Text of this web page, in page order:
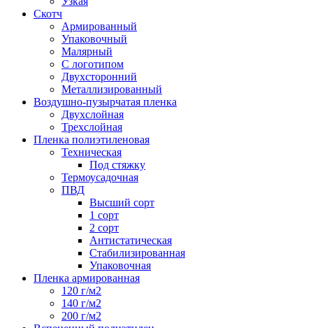
Скотч
Армированный
Упаковочный
Малярный
С логотипом
Двухсторонний
Металлизированный
Воздушно-пузырчатая пленка
Двухслойная
Трехслойная
Пленка полиэтиленовая
Техническая
Под стяжку
Термоусадочная
ПВД
Высший сорт
1 сорт
2 сорт
Антистатическая
Стабилизированная
Упаковочная
Пленка армированная
120 г/м2
140 г/м2
200 г/м2